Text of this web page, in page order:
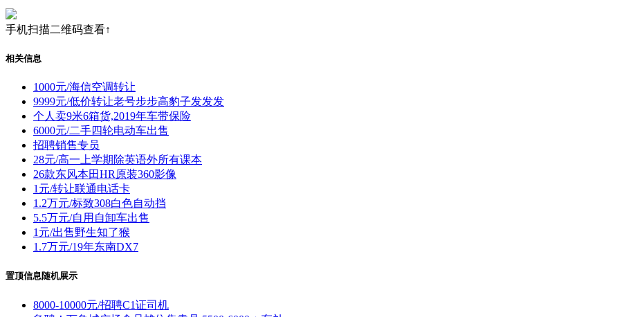
手机扫描二维码查看↑
相关信息
1000元/海信空调转让
9999元/低价转让老号步步高豹子发发发
个人卖9米6箱货,2019年车带保险
6000元/二手四轮电动车出售
招聘销售专员
28元/高一上学期除英语外所有课本
26款东风本田HR原装360影像
1元/转让联通电话卡
1.2万元/标致308白色自动挡
5.5万元/自用自卸车出售
1元/出售野生知了猴
1.7万元/19年东南DX7
置顶信息随机展示
8000-10000元/招聘C1证司机